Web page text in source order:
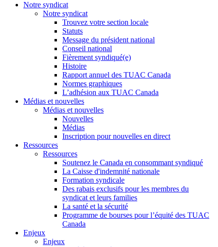
Notre syndicat
Notre syndicat
Trouvez votre section locale
Statuts
Message du président national
Conseil national
Fièrement syndiqué(e)
Histoire
Rapport annuel des TUAC Canada
Normes graphiques
L’adhésion aux TUAC Canada
Médias et nouvelles
Médias et nouvelles
Nouvelles
Médias
Inscription pour nouvelles en direct
Ressources
Ressources
Soutenez le Canada en consommant syndiqué
La Caisse d'indemnité nationale
Formation syndicale
Des rabais exclusifs pour les membres du
syndicat et leurs families
La santé et la sécurité
Programme de bourses pour l’équité des TUAC
Canada
Enjeux
Enjeux